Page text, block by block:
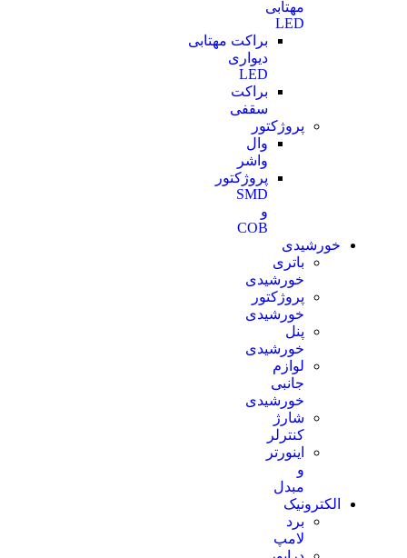
مهتابی
LED
براکت مهتابی
دیواری
LED
براکت
سقفی
پروژکتور
وال
واشر
پروژکتور
SMD
و
COB
خورشیدی
باتری
خورشیدی
پروژکتور
خورشیدی
پنل
خورشیدی
لوازم
جانبی
خورشیدی
شارژ
کنترلر
اینورتر
و
مبدل
الکترونیک
برد
لامپ